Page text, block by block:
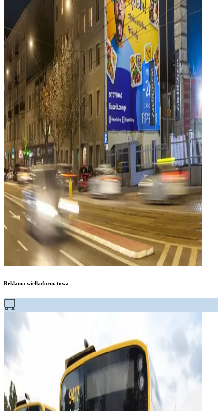
Reklama wielkoformatowa